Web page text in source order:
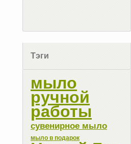
Тэги
мыло
ручной
работы
сувенирное мыло
мыло в подарок